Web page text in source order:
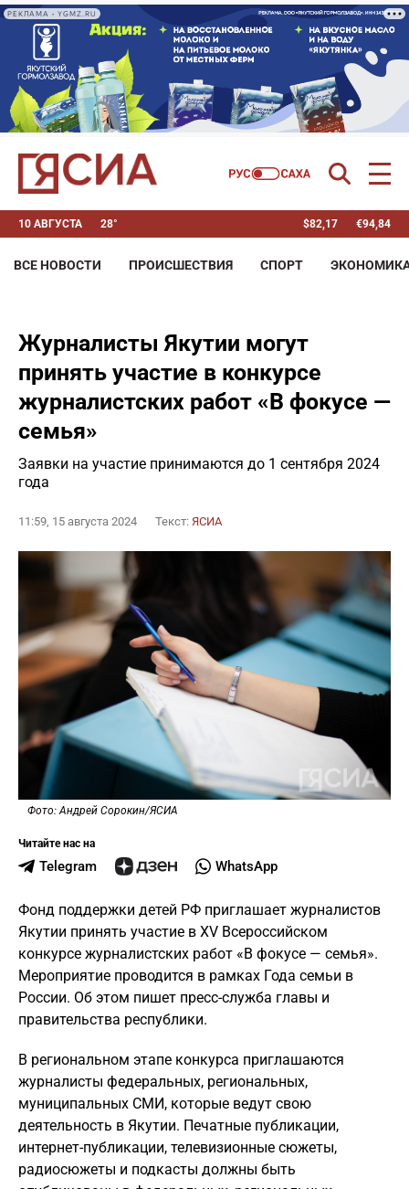
РЕКЛАМА • YGMZ.RU
10 АВГУСТА 28° $82,17 €94,84
ВСЕ НОВОСТИ ПРОИСШЕСТВИЯ СПОРТ
Журналисты Якутии могут
принять участие в конкурсе
журналистских работ «В фокусе —
семья»
Заявки на участие принимаются до 1 сентября 2024
года
11:59, 15 августа 2024 Текст: ЯСИА
Фото: Андрей Сорокин/ЯСИА
Читайте нас на
Telegram WhatsApp
Фонд поддержки детей РФ приглашает журналистов
Якутии принять участие в XV Всероссийском
конкурсе журналистских работ «В фокусе — семья».
Мероприятие проводится в рамках Года семьи в
России. Об этом пишет пресс-служба главы и
правительства республики.
В региональном этапе конкурса приглашаются
журналисты федеральных, региональных,
муниципальных СМИ, которые ведут свою
деятельность в Якутии. Печатные публикации,
интернет-публикации, телевизионные сюжеты,
радиосюжеты и подкасты должны быть